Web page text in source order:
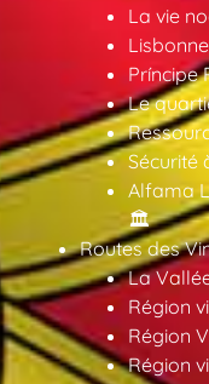
La vie
Príncipe
Le
Sécurité
Alfama
🏛️
Routes des
La
Région
Région
Région